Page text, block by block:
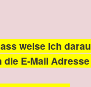
weise ich
E-Mail